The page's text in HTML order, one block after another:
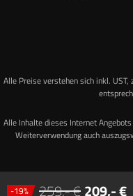
-19% 259,- 209,-
Alle Preise verstehen sich inkl.
Alle Inhalte dieses Internet
Weiterverwendung auch